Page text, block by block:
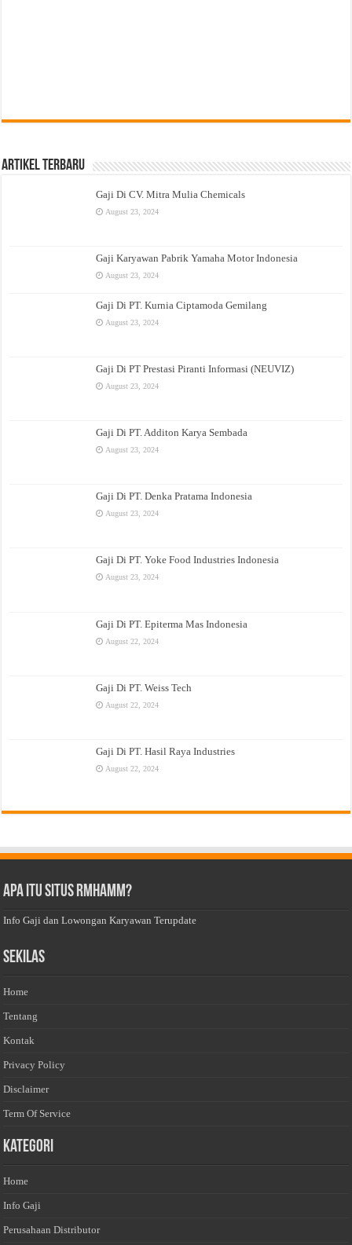
Artikel Terbaru
Gaji Di CV. Mitra Mulia Chemicals
August 23, 2024
Gaji Karyawan Pabrik Yamaha Motor Indonesia
August 23, 2024
Gaji Di PT. Kurnia Ciptamoda Gemilang
August 23, 2024
Gaji Di PT Prestasi Piranti Informasi (NEUVIZ)
August 23, 2024
Gaji Di PT. Additon Karya Sembada
August 23, 2024
Gaji Di PT. Denka Pratama Indonesia
August 23, 2024
Gaji Di PT. Yoke Food Industries Indonesia
August 23, 2024
Gaji Di PT. Epiterma Mas Indonesia
August 22, 2024
Gaji Di PT. Weiss Tech
August 22, 2024
Gaji Di PT. Hasil Raya Industries
August 22, 2024
Apa Itu Situs Rmhamm?
Info Gaji dan Lowongan Karyawan Terupdate
Sekilas
Home
Tentang
Kontak
Privacy Policy
Disclaimer
Term Of Service
Kategori
Home
Info Gaji
Perusahaan Distributor